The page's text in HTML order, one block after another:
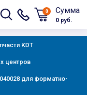
0 Сумма
0 руб.
KDT
центров
для форматно-